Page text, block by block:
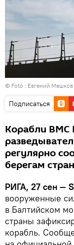
© Foto : Евгений
Подписаться
Корабли ВМС
регулярно
берегам
РИГА, 27 сен —
вооруженные
в Балтийском
страны
корабль.